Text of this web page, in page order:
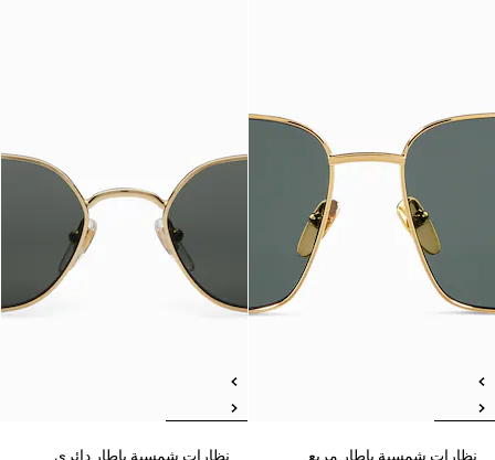
نظارات شمسية بإطار مربع
نظارات شمسية بإطار دائري